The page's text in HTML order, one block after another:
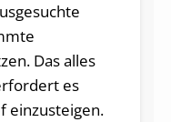
Das alles
es
einzusteigen.